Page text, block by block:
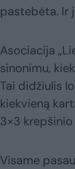
pastebėta. Ir
Asociacija
sinonimu,
Tai didžiulis
kiekvieną
3×3
Visame